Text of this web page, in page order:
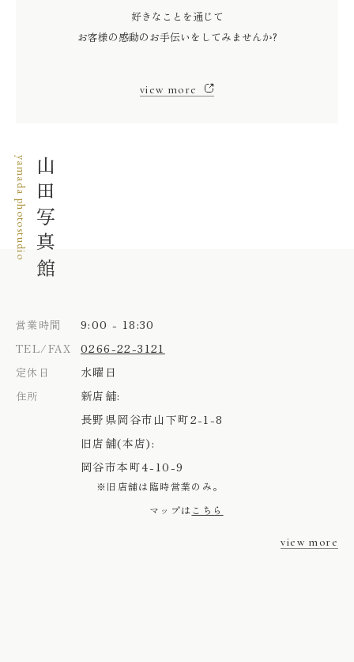
好きなことを通じて
お客様の感動のお手伝いをしてみませんか?
view more
山田写真館
yamada photostudio
営業時間 9:00 - 18:30
TEL/FAX 0266-22-3121
定休日 水曜日
住所
新店舗:
長野県岡谷市山下町2-1-8
旧店舗(本店):
岡谷市本町4-10-9
※旧店舗は臨時営業のみ。
マップは こちら
view more